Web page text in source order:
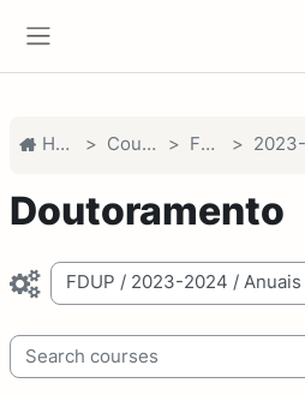
Home Courses FDUP
Doutoramento
Course categories
Search courses